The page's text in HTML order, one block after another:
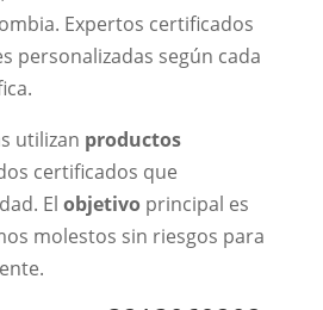
Expertos certificados
personalizadas según cada
utilizan productos
certificados que
El objetivoprincipal es
molestos sin riesgos para